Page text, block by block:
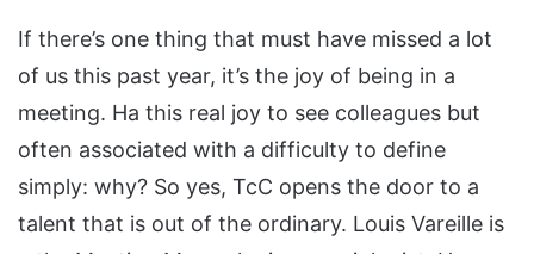
If there’s one thing that must have missed a lot
of us this past year, it’s the joy of being in a
meeting. Ha this real joy to see colleagues but
often associated with a difficulty to define
simply: why? So yes, TcC opens the door to a
talent that is out of the ordinary. Louis Vareille is